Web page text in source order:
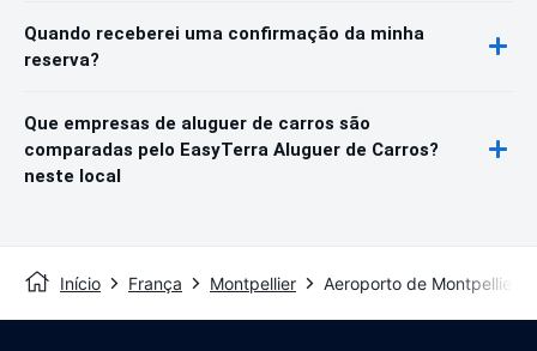
Quando receberei uma confirmação da minha
reserva?
Que empresas de aluguer de carros são
comparadas pelo EasyTerra Aluguer de Carros?
neste local
Início França Montpellier Aeroporto de Montpellier-